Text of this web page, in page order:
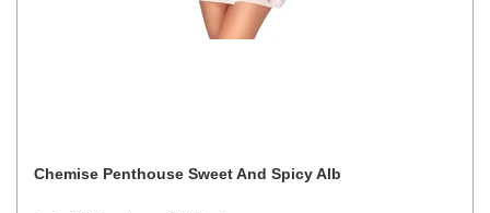
Chemise Penthouse Sweet And Spicy Alb